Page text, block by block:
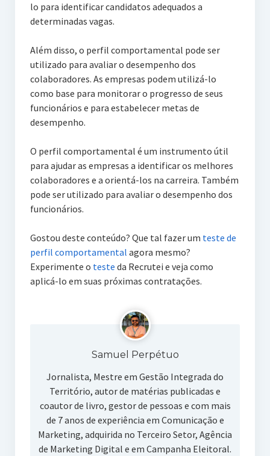
lo para identificar candidatos adequados a
determinadas vagas.
Além disso, o perfil comportamental pode ser
utilizado para avaliar o desempenho dos
colaboradores. As empresas podem utilizá-lo
como base para monitorar o progresso de seus
funcionários e para estabelecer metas de
desempenho.
O perfil comportamental é um instrumento útil
para ajudar as empresas a identificar os melhores
colaboradores e a orientá-los na carreira. Também
pode ser utilizado para avaliar o desempenho dos
funcionários.
Gostou deste conteúdo? Que tal fazer um teste de
perfil comportamental agora mesmo?
Experimente o teste da Recrutei e veja como
aplicá-lo em suas próximas contratações.
Samuel Perpétuo
Jornalista, Mestre em Gestão Integrada do
Território, autor de matérias publicadas e
coautor de livro, gestor de pessoas e com mais
de 7 anos de experiência em Comunicação e
Marketing, adquirida no Terceiro Setor, Agência
de Marketing Digital e em Campanha Eleitoral.